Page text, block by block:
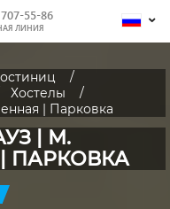
55-86
ЛИНИЯ
Хостелы
| Парковка
| М.
ПАРКОВКА